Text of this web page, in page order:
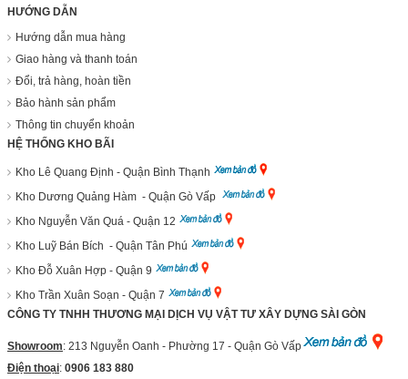
HƯỚNG DẪN
Hướng dẫn mua hàng
Giao hàng và thanh toán
Đổi, trả hàng, hoàn tiền
Bảo hành sản phẩm
Thông tin chuyển khoản
HỆ THỐNG KHO BÃI
Kho Lê Quang Định - Quận Bình Thạnh
Kho Dương Quảng Hàm - Quận Gò Vấp
Kho Nguyễn Văn Quá - Quận 12
Kho Luỹ Bán Bích - Quận Tân Phú
Kho Đỗ Xuân Hợp - Quận 9
Kho Trần Xuân Soạn - Quận 7
CÔNG TY TNHH THƯƠNG MẠI DỊCH VỤ VẬT TƯ XÂY DỰNG SÀI GÒN
Showroom: 213 Nguyễn Oanh - Phường 17 - Quận Gò Vấp
Điện thoại: 0906 183 880